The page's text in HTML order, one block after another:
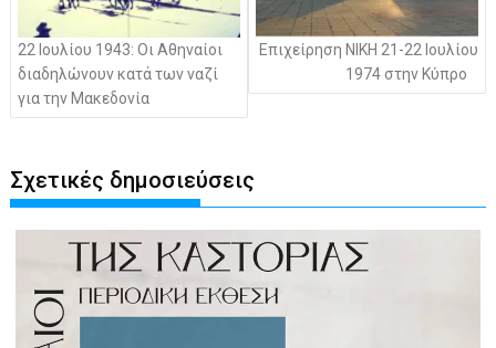
22 Ιουλίου 1943: Οι Αθηναίοι
διαδηλώνουν κατά των ναζί
για την Μακεδονία
Επιχείρηση ΝΙΚΗ 21-22 Ιουλίου
1974 στην Κύπρο
Σχετικές δημοσιεύσεις